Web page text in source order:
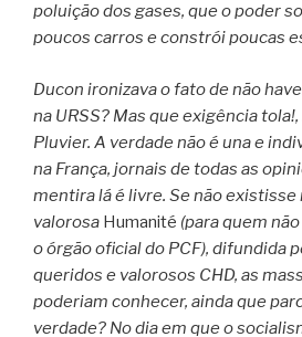
poluição dos gases, que o poder
poucos carros e constrói poucas
Ducon ironizava o fato de não
na URSS? Mas que exigência
Pluvier. A verdade não é una e
na França, jornais de todas as
mentira lá é livre. Se não existisse
valorosa Humanité (para quem
o órgão oficial do PCF), difundida
queridos e valorosos CHD, as
poderiam conhecer, ainda que
verdade? No dia em que o